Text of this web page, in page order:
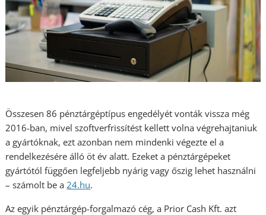
Összesen 86 pénztárgéptípus engedélyét vonták vissza még
2016-ban, mivel szoftverfrissítést kellett volna végrehajtaniuk
a gyártóknak, ezt azonban nem mindenki végezte el a
rendelkezésére álló öt év alatt. Ezeket a pénztárgépeket
gyártótól függően legfeljebb nyárig vagy őszig lehet használni
– számolt be a24.hu.
Az egyik pénztárgép-forgalmazó cég, a Prior Cash Kft. azt